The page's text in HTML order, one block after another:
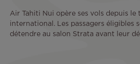
Air Tahiti Nui opère ses vols depuis le
international. Les passagers éligibles
détendre au salon Strata avant leur